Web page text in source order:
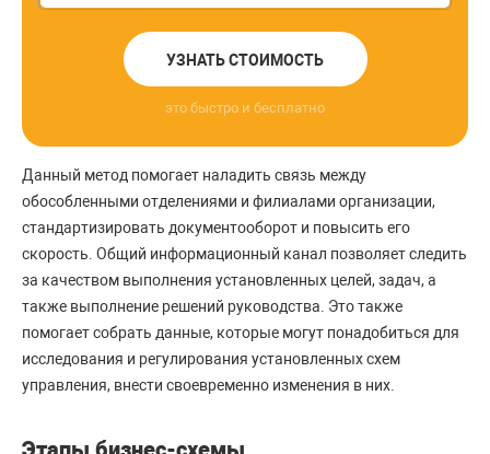
УЗНАТЬ СТОИМОСТЬ
это быстро и бесплатно
Данный метод помогает наладить связь между
обособленными отделениями и филиалами организации,
стандартизировать документооборот и повысить его
скорость. Общий информационный канал позволяет следить
за качеством выполнения установленных целей, задач, а
также выполнение решений руководства. Это также
помогает собрать данные, которые могут понадобиться для
исследования и регулирования установленных схем
управления, внести своевременно изменения в них.